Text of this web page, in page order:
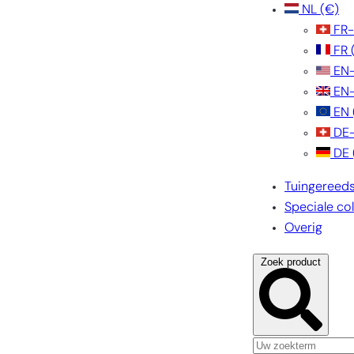
NL (€)
FR
EN
DE
Speciale
Overig
Zoek product